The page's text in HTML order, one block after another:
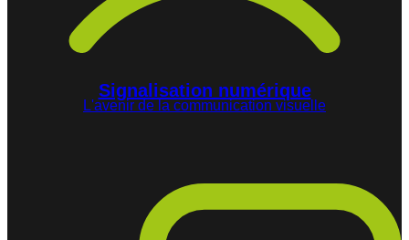
Signalisation numérique
L'avenir de la communication visuelle